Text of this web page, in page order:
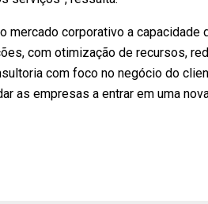
mercado corporativo a capacidade
com otimização de recursos,
com foco no negócio do
as empresas a entrar em uma